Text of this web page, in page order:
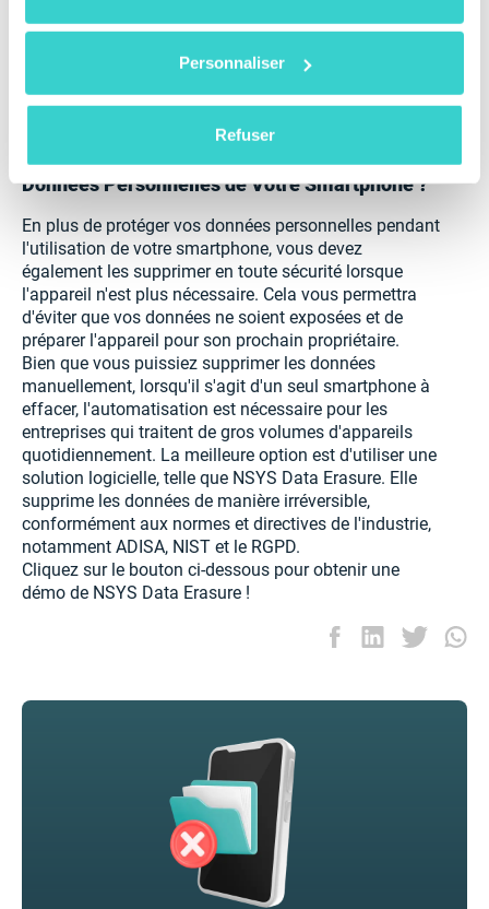
Personnaliser
Refuser
Si vous recevez un e-mail inattendu d'une banque
directement via leur service client officiel.
Comment Supprimer Définitivement les
Données Personnelles de Votre Smartphone ?
En plus de protéger vos données personnelles pendant
l'utilisation de votre smartphone, vous devez
également les supprimer en toute sécurité lorsque
l'appareil n'est plus nécessaire. Cela vous permettra
d'éviter que vos données ne soient exposées et de
préparer l'appareil pour son prochain propriétaire.
Bien que vous puissiez supprimer les données
manuellement, lorsqu'il s'agit d'un seul smartphone à
effacer, l'automatisation est nécessaire pour les
entreprises qui traitent de gros volumes d'appareils
quotidiennement. La meilleure option est d'utiliser une
solution logicielle, telle que NSYS Data Erasure. Elle
supprime les données de manière irréversible,
conformément aux normes et directives de l'industrie,
notamment ADISA, NIST et le RGPD.
Cliquez sur le bouton ci-dessous pour obtenir une
démo de NSYS Data Erasure !